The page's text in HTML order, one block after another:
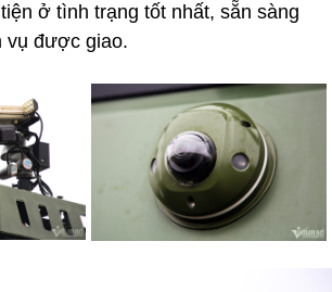
ở tình trạng tốt nhất, sẵn sàng
vụ được giao.